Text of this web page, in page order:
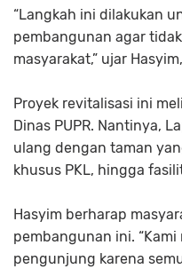
“Langkah ini dilakukan
pembangunan agar
masyarakat,” ujar
Proyek revitalisasi ini
Dinas PUPR. Nantinya,
ulang dengan taman
khusus PKL, hingga
Hasyim berharap
pembangunan ini.
pengunjung karena